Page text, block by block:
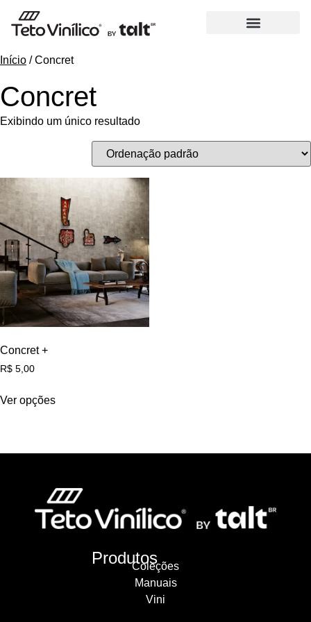
Início / Concret
Concret
Exibindo um único resultado
Concret +
R$ 5,00
Ver opções
Produtos
Coleções
Manuais
Vini